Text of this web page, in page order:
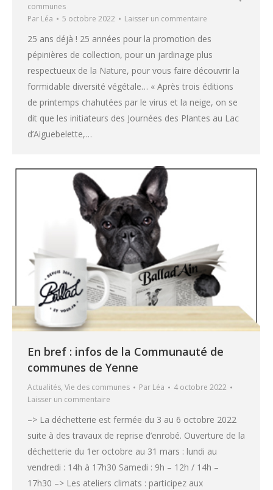
communes
Par Léa 5 octobre 2022 Laisser un commentaire
25 ans déjà ! 25 années pour la promotion des
pépinières de collection, pour un jardinage plus
respectueux de la Nature, pour vous faire découvrir la
formidable diversité végétale… « Après trois éditions
de printemps chahutées par le virus et la neige, on se
dit que les initiateurs des Journées des Plantes au Lac
d’Aiguebelette,…
En bref : infos de la Communauté de
communes de Yenne
Actualités, Vie des communes Par Léa
4 octobre 2022
Laisser un commentaire
–> La déchetterie est fermée du 3 au 6 octobre 2022
suite à des travaux de reprise d’enrobé. Ouverture de la
déchetterie du 1er octobre au 31 mars : lundi au
vendredi : 14h à 17h30 Samedi : 9h – 12h / 14h –
17h30 –> Les ateliers climats : participez aux